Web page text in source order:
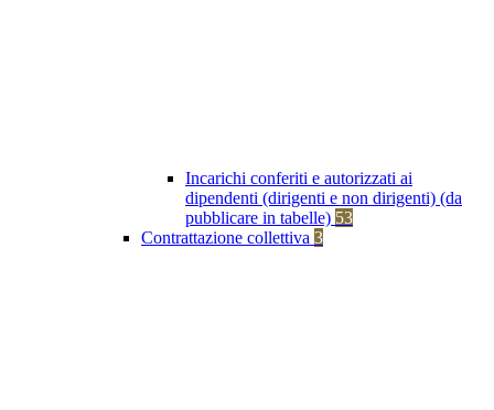
Incarichi conferiti e autorizzati ai
dipendenti (dirigenti e non dirigenti) (da
pubblicare in tabelle) 53
Contrattazione collettiva 3